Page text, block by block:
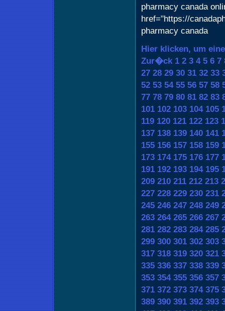
pharmacy canada
href="https://
pharmacy canada
Hier klicken, um
Zur�ck 1 2 3 4 5 6 7
27 28 29 30 31 32 33
52 53 54 55 56 57 58
77 78 79 80 81 82 83
101 102 103 104 105
119 120 121 122 123
137 138 139 140 141
155 156 157 158 159
173 174 175 176 177
191 192 193 194 195
209 210 211 212 213
227 228 229 230 231
245 246 247 248 249
263 264 265 266 267
281 282 283 284 285
299 300 301 302 303
317 318 319 320 321
335 336 337 338 339
353 354 355 356 357
371 372 373 374 375
389 390 391 392 393